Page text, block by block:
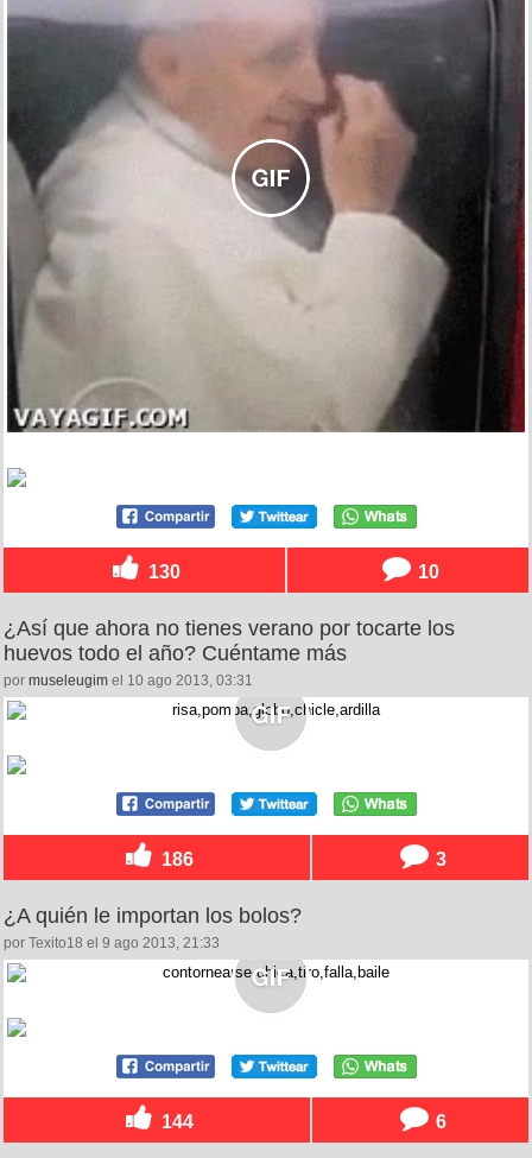
130 10
¿Así que ahora no tienes verano por tocarte los
huevos todo el año? Cuéntame más
por museleugim el 10 ago 2013, 03:31
186 3
¿A quién le importan los bolos?
por Texito18 el 9 ago 2013, 21:33
144 6